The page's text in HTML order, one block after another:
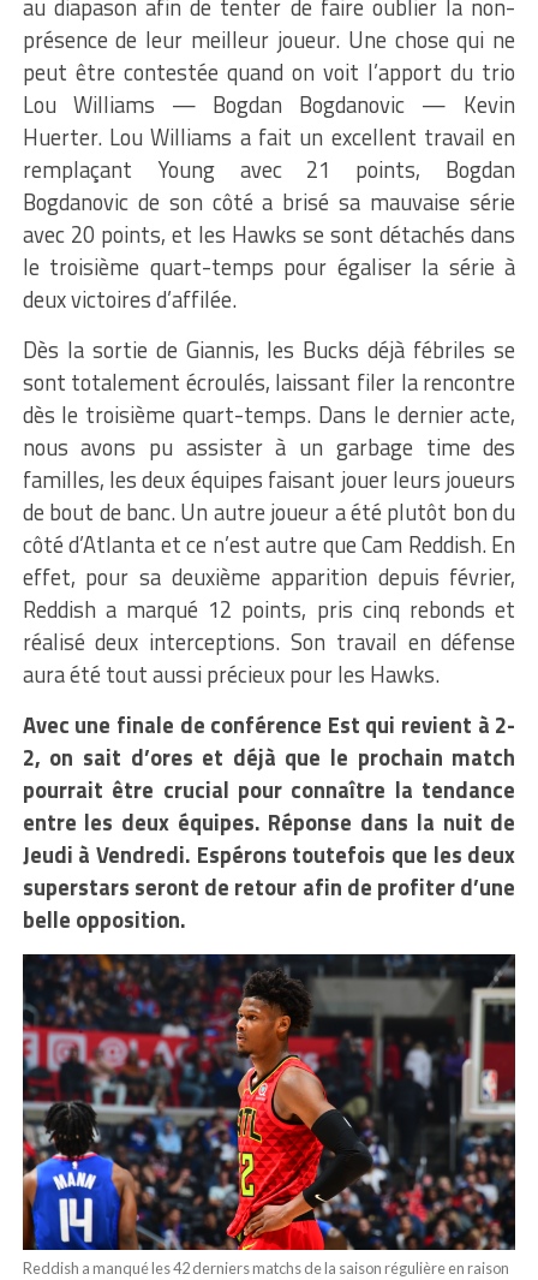
au diapason afin de tenter de faire oublier la non-
présence de leur meilleur joueur. Une chose qui ne
peut être contestée quand on voit l’apport du trio
Lou Williams — Bogdan Bogdanovic — Kevin
Huerter. Lou Williams a fait un excellent travail en
remplaçant Young avec 21 points, Bogdan
Bogdanovic de son côté a brisé sa mauvaise série
avec 20 points, et les Hawks se sont détachés dans
le troisième quart-temps pour égaliser la série à
deux victoires d’affilée.
Dès la sortie de Giannis, les Bucks déjà fébriles se
sont totalement écroulés, laissant filer la rencontre
dès le troisième quart-temps. Dans le dernier acte,
nous avons pu assister à un garbage time des
familles, les deux équipes faisant jouer leurs joueurs
de bout de banc. Un autre joueur a été plutôt bon du
côté d’Atlanta et ce n’est autre que Cam Reddish. En
effet, pour sa deuxième apparition depuis février,
Reddish a marqué 12 points, pris cinq rebonds et
réalisé deux interceptions. Son travail en défense
aura été tout aussi précieux pour les Hawks.
Avec une finale de conférence Est qui revient à 2-
2, on sait d’ores et déjà que le prochain match
pourrait être crucial pour connaître la tendance
entre les deux équipes. Réponse dans la nuit de
Jeudi à Vendredi. Espérons toutefois que les deux
superstars seront de retour afin de profiter d’une
belle opposition.
Reddish a manqué les 42 derniers matchs de la saison régulière en raison